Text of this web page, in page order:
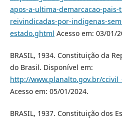
apos-a-ultima-demarcacao-
reivindicadas-por-indigenas-
estado.ghtml Acesso em: 03/01/
BRASIL, 1934. Constituição da
do Brasil. Disponível em:
http://www.planalto.gov.br/
Acesso em: 05/01/2024.
BRASIL, 1937. Constituição dos